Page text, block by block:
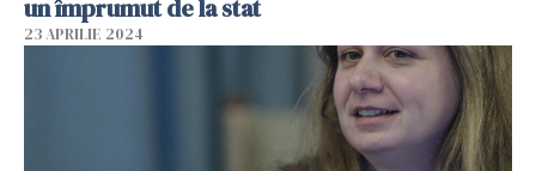
un împrumut de la stat
23 APRILIE 2024